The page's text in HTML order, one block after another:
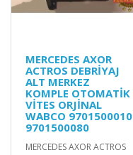
MERCEDES AXOR
ACTROS DEBRİYAJ
ALT MERKEZ
KOMPLE OTOMATİK
VİTES ORJİNAL
WABCO 9701500010
9701500080
MERCEDES AXOR ACTROS